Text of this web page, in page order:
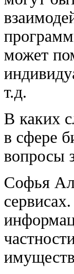
может
т.д.
В каких
в сфере
вопросы
Софья